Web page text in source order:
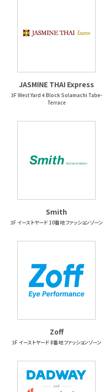
JASMINE THAI Express
3F West Yard 4 Block Solamachi Tabe-
Terrace
Smith
3F イーストヤード 10番地 ファッションゾーン
Zoff
3F イーストヤード 8番地 ファッションゾーン